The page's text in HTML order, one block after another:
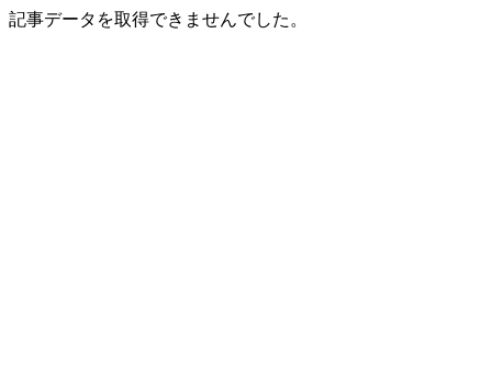
記事データを取得できませんでした。